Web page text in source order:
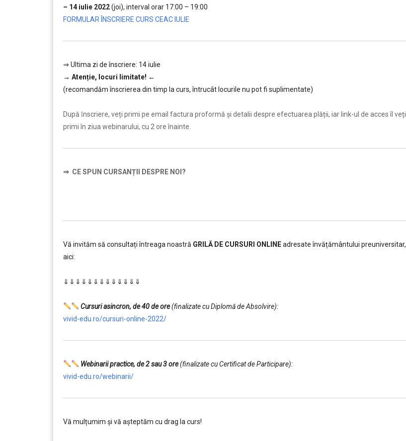
– 14 iulie 2022(joi), interval orar 17:00 – 19:00
FORMULAR ÎNSCRIERE CURS CEAC IULIE
⇒ Ultima zi de înscriere: 14 iulie
→ Atenție, locuri limitate! ←
(recomandăm înscrierea din timp la curs, întrucât locurile nu pot fi suplimentate)
După ȋnscriere, veți primi pe email factura proformă și detalii despre efectuarea plății, iar link-ul de acces îl veți
primi în ziua webinarului, cu 2 ore înainte.
⇒ CE SPUN CURSANȚII DESPRE NOI?
Vă invităm să consultați întreaga noastră GRILĂ DE CURSURI ONLINEadresate învățământului preuniversitar,
aici:
⇓⇓⇓⇓⇓⇓⇓⇓⇓⇓⇓⇓⇓
Cursuri asincron, de 40 de ore(finalizate cu Diplomă de Absolvire):
vivid-edu.ro/cursuri-online-2022/
Webinarii practice, de 2 sau 3 ore(finalizate cu Certificat de Participare):
vivid-edu.ro/webinarii/
Vă mulțumim și vă aşteptăm cu drag la curs!